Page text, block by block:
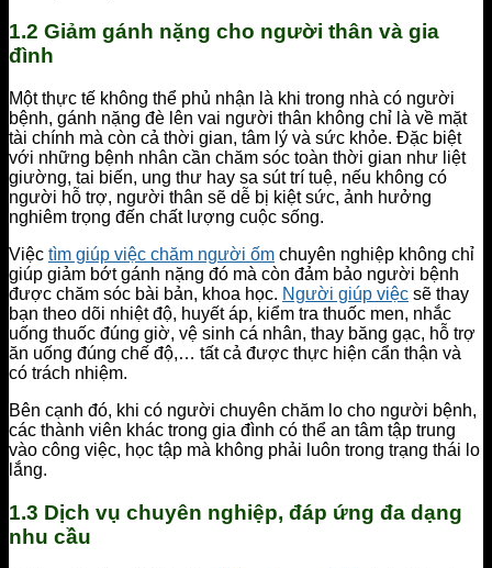
1.2 Giảm gánh nặng cho người thân và gia
đình
Một thực tế không thể phủ nhận là khi trong nhà có người
bệnh, gánh nặng đè lên vai người thân không chỉ là về mặt
tài chính mà còn cả thời gian, tâm lý và sức khỏe. Đặc biệt
với những bệnh nhân cần chăm sóc toàn thời gian như liệt
giường, tai biến, ung thư hay sa sút trí tuệ, nếu không có
người hỗ trợ, người thân sẽ dễ bị kiệt sức, ảnh hưởng
nghiêm trọng đến chất lượng cuộc sống.
Việc tìm giúp việc chăm người ốm chuyên nghiệp không chỉ
giúp giảm bớt gánh nặng đó mà còn đảm bảo người bệnh
được chăm sóc bài bản, khoa học. Người giúp việc sẽ thay
bạn theo dõi nhiệt độ, huyết áp, kiểm tra thuốc men, nhắc
uống thuốc đúng giờ, vệ sinh cá nhân, thay băng gạc, hỗ trợ
ăn uống đúng chế độ,… tất cả được thực hiện cẩn thận và
có trách nhiệm.
Bên cạnh đó, khi có người chuyên chăm lo cho người bệnh,
các thành viên khác trong gia đình có thể an tâm tập trung
vào công việc, học tập mà không phải luôn trong trạng thái lo
lắng.
1.3 Dịch vụ chuyên nghiệp, đáp ứng đa dạng
nhu cầu